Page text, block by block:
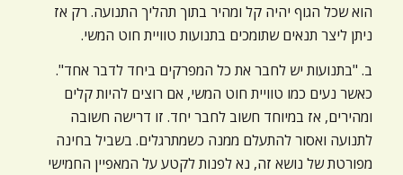
הוא שכל הגוף יהיה קל ומהיר בתוך תהליך התנועה. רק אז
ניתן ליצר תנאים שתומכים בתנועות טוויית חוט המשי.
ב. "בתנועות יש לחבר את כל המפרקים ביחד לדבר אחד".
כאשר נעים כמו טוויית חוט המשי, אם רוצים להיות קלים
ומהירים, אז במיוחד חשוב לחבר יחד. זו דרישה חשובה
לתנועה ואסור להתעלם ממנה כשמתרגלים. בשביל בחינה
מפורטת של נושא זה, נא לפנות לקטע על המאפיין החמישי